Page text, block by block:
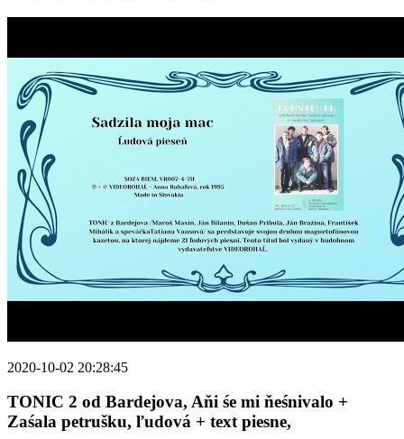
2020-10-02 20:28:45
TONIC 2 od Bardejova, Aňi śe mi ňeśnivalo +
Zaśala petrušku, ľudová + text piesne,